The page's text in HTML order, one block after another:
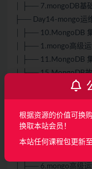
│ ├── 7.mongoDB基
├── Day14-mongo运
│ ├── 10.MongoDB
│ ├── 1.mongo高级
│ ├── 11.MongoDB
│ ├── 15.MongoDB故
│ ├── 16.MongoDB故
│ ├── 12.MongoDB
│ ├── 14.MongoDB
│ ├── 13.MongoDB故
│ ├── 2.mongo高级运
│ ├── 6.mongo高级
根据资源的价值可换
换取本站会员！
本站任何课程包更新至